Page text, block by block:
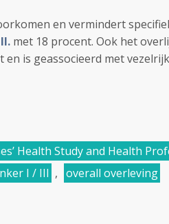
en vermindert
met 18 procent. Ook het
is geassocieerd met
Health Study and Health
I / III , overall overleving